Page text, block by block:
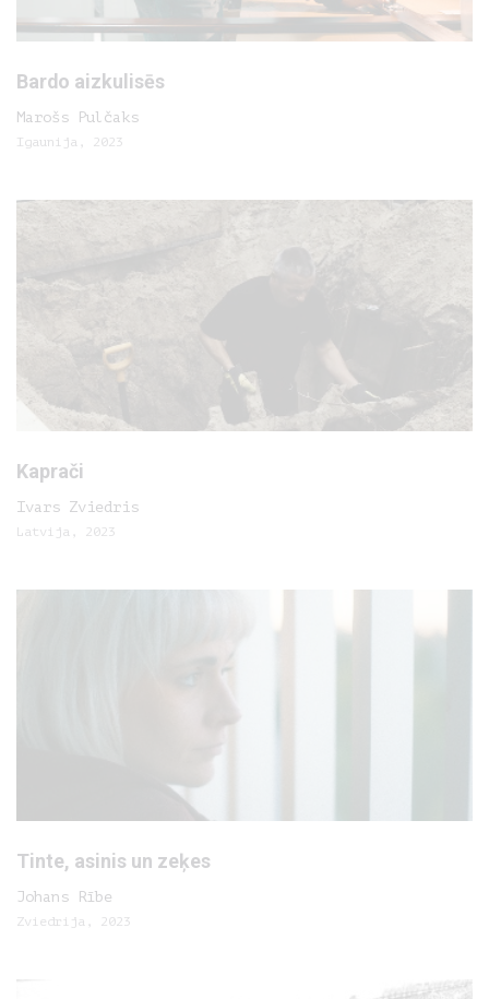
Bardo aizkulisēs
Marošs Pulčaks
Igaunija, 2023
Kaprači
Ivars Zviedris
Latvija, 2023
Tinte, asinis un zeķes
Johans Rībe
Zviedrija, 2023